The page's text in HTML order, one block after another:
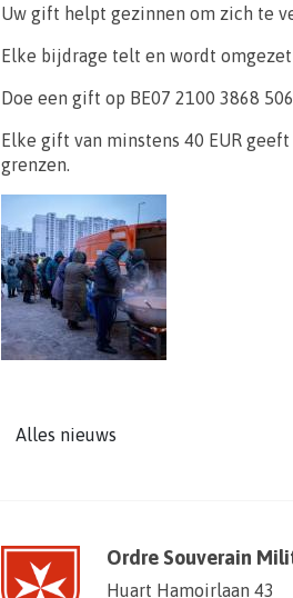
Uw gift helpt gezinnen om zich te
Elke bijdrage telt en wordt
Doe een gift op BE07 2100 3868
Elke gift van minstens 40 EUR
grenzen.
Alles nieuws
Ordre Souverain
Huart Hamoirlaan 43